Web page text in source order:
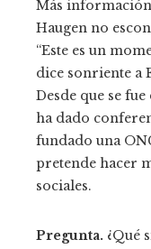
Más información
Haugen no
“Este es un
dice sonriente a
Desde que se
ha dado
fundado una
pretende hacer
sociales.
Pregunta. ¿Qué